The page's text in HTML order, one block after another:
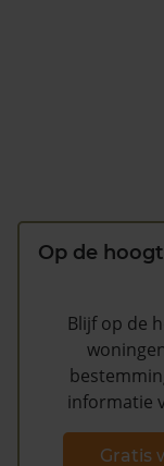
Op de
Blijf op de
informatie
Gratis